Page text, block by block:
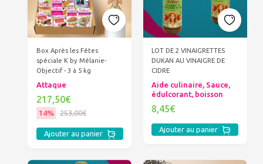
Box Après les Fêtes
spéciale K by Mélanie-
Objectif - 3 à 5 kg
Attaque
217,50€
14% 253,00€
Ajouter au panier
LOT DE 2 VINAIGRETTES
DUKAN AU VINAIGRE DE
CIDRE
Aide culinaire, Sauce,
édulcorant, boisson
8,45€
Ajouter au panier